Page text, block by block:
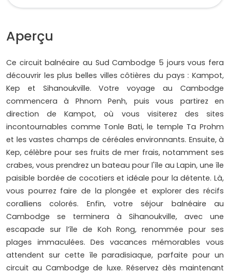
Aperçu
Ce circuit balnéaire au Sud Cambodge 5 jours vous fera
découvrir les plus belles villes côtières du pays : Kampot,
Kep et Sihanoukville. Votre voyage au Cambodge
commencera à Phnom Penh, puis vous partirez en
direction de Kampot, où vous visiterez des sites
incontournables comme Tonle Bati, le temple Ta Prohm
et les vastes champs de céréales environnants. Ensuite, à
Kep, célèbre pour ses fruits de mer frais, notamment ses
crabes, vous prendrez un bateau pour l'île au Lapin, une île
paisible bordée de cocotiers et idéale pour la détente. Là,
vous pourrez faire de la plongée et explorer des récifs
coralliens colorés. Enfin, votre séjour balnéaire au
Cambodge se terminera à Sihanoukville, avec une
escapade sur l’île de Koh Rong, renommée pour ses
plages immaculées. Des vacances mémorables vous
attendent sur cette île paradisiaque, parfaite pour un
circuit au Cambodge de luxe. Réservez dès maintenant